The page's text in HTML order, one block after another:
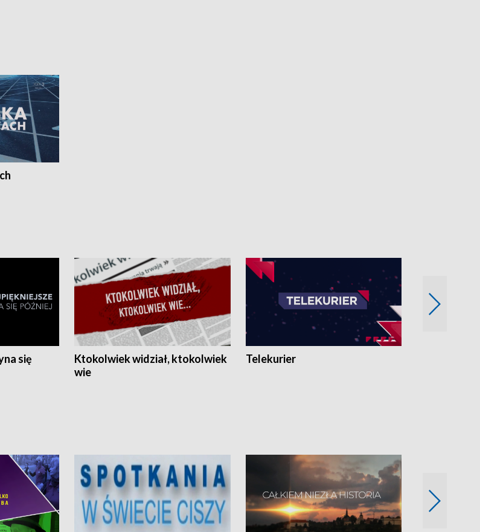
się
Ktokolwiek widział, ktokolwiek
wie
Telekurier